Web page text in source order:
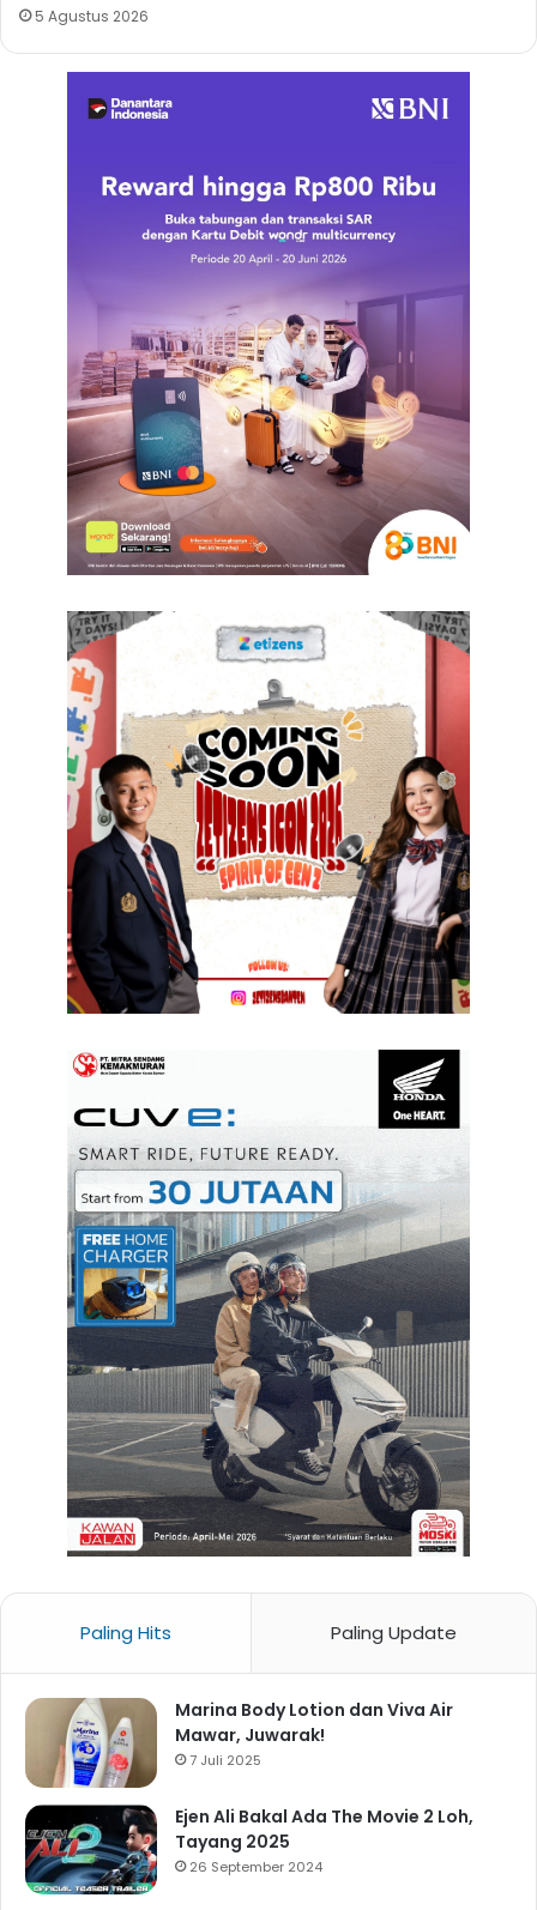
5 Agustus 2026
Paling Hits Paling Update
Marina Body Lotion dan Viva Air
Mawar, Juwarak!
7 Juli 2025
Ejen Ali Bakal Ada The Movie 2 Loh,
Tayang 2025
26 September 2024